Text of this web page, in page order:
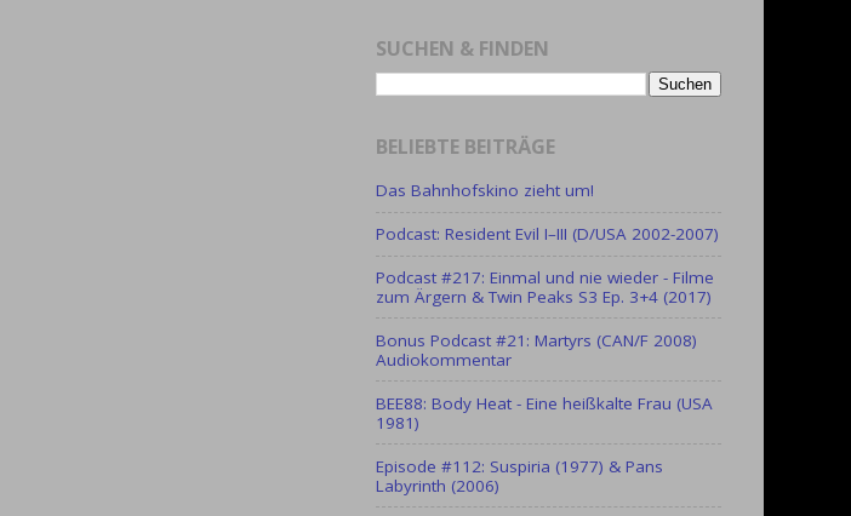
SUCHEN & FINDEN
BELIEBTE BEITRÄGE
Das Bahnhofskino zieht um!
Podcast: Resident Evil I–III (D/USA 2002-2007)
Podcast #217: Einmal und nie wieder - Filme
zum Ärgern & Twin Peaks S3 Ep. 3+4 (2017)
Bonus Podcast #21: Martyrs (CAN/F 2008)
Audiokommentar
BEE88: Body Heat - Eine heißkalte Frau (USA
1981)
Episode #112: Suspiria (1977) & Pans
Labyrinth (2006)